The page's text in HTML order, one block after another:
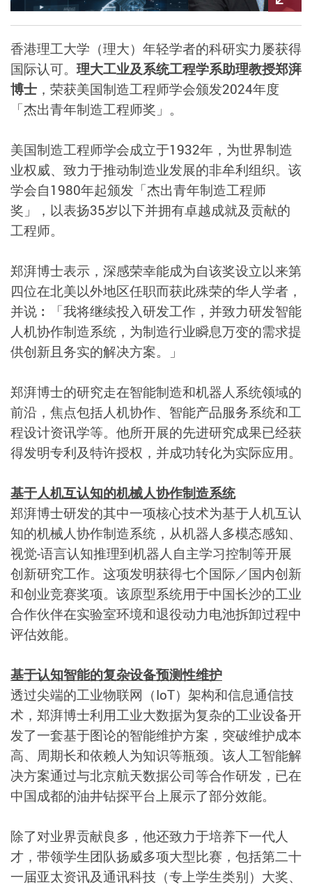
香港理工大学（理大）年轻学者的科研实力屡获得
国际认可。 理大工业及系统工程学系助理教授郑湃
博士 ，荣获美国制造工程师学会颁发2024年度
「杰出青年制造工程师奖」。
美国制造工程师学会成立于1932年，为世界制造
业权威、致力于推动制造业发展的非牟利组织。该
学会自1980年起颁发「杰出青年制造工程师
奖」，以表扬35岁以下并拥有卓越成就及贡献的
工程师。
郑湃博士表示，深感荣幸能成为自该奖设立以来第
四位在北美以外地区任职而获此殊荣的华人学者，
并说︰「我将继续投入研发工作，并致力研发智能
人机协作制造系统，为制造行业瞬息万变的需求提
供创新且务实的解决方案。」
郑湃博士的研究走在智能制造和机器人系统领域的
前沿，焦点包括人机协作、智能产品服务系统和工
程设计资讯学等。他所开展的先进研究成果已经获
得发明专利及特许授权，并成功转化为实际应用。
基于人机互认知的机械人协作制造系统
郑湃博士研发的其中一项核心技术为基于人机互认
知的机械人协作制造系统，从机器人多模态感知、
视觉-语言认知推理到机器人自主学习控制等开展
创新研究工作。这项发明获得七个国际／国内创新
和创业竞赛奖项。该原型系统用于中国长沙的工业
合作伙伴在实验室环境和退役动力电池拆卸过程中
评估效能。
基于认知智能的复杂设备预测性维护
透过尖端的工业物联网（IoT）架构和信息通信技
术，郑湃博士利用工业大数据为复杂的工业设备开
发了一套基于图论的智能维护方案，突破维护成本
高、周期长和依赖人为知识等瓶颈。该人工智能解
决方案通过与北京航天数据公司等合作研发，已在
中国成都的油井钻探平台上展示了部分效能。
除了对业界贡献良多，他还致力于培养下一代人
才，带领学生团队扬威多项大型比赛，包括第二十
一届亚太资讯及通讯科技（专上学生类别）大奖、